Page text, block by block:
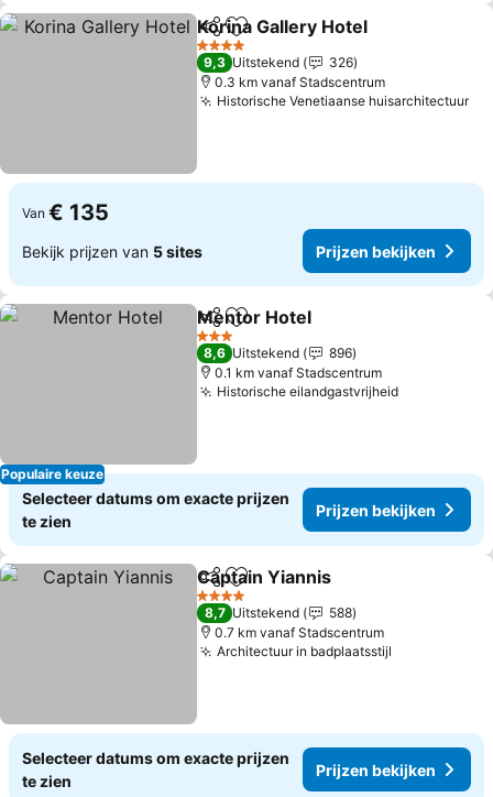
DelenToevoegen aan favorieten
Korina Gallery Hotel
4 Sterren
9,3 Uitstekend
326
0.3 km vanaf Stadscentrum
Historische Venetiaanse huisarchitectuur
Van € 135
Bekijk prijzen van 5 sites Prijzen bekijken
Populaire keuze
DelenToevoegen aan favorieten
Mentor Hotel
3 Sterren
8,6 Uitstekend
896
0.1 km vanaf Stadscentrum
Historische eilandgastvrijheidPrijzen
Selecteer datums om exacte prijzen
te zien
Prijzen bekijken
DelenToevoegen aan favorieten
Captain Yiannis
4 Sterren
8,7 Uitstekend
588
0.7 km vanaf Stadscentrum
Architectuur in badplaatsstijl
Selecteer datums om exacte prijzen
te zien
Prijzen bekijken